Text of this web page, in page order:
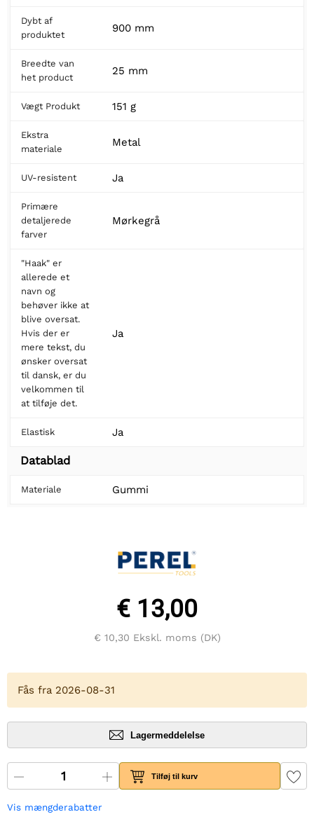
Dybt af
produktet
900 mm
Breedte van
het product
25 mm
Vægt Produkt 151 g
Ekstra
materiale
Metal
UV-resistent Ja
Primære
detaljerede
farver
Mørkegrå
"Haak" er
allerede et
navn og
behøver ikke at
blive oversat.
Hvis der er
mere tekst, du
ønsker oversat
til dansk, er du
velkommen til
at tilføje det.
Ja
Elastisk Ja
Datablad
Materiale Gummi
€ 13,00
€ 10,30 Ekskl. moms (DK)
Fås fra 2026-08-31
Lagermeddelelse
Tilføj til kurv
Vis mængderabatter